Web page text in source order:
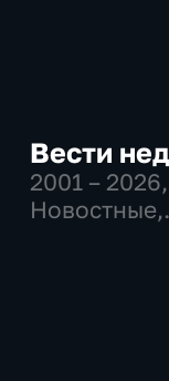
Вести
2001 – 2026,
Новостные,